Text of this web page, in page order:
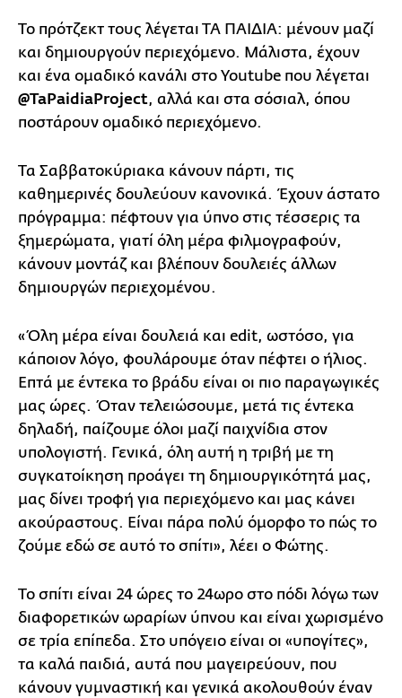
Το πρότζεκτ τους λέγεται ΤΑ ΠΑΙΔΙΑ: μένουν μαζί
και δημιουργούν περιεχόμενο. Μάλιστα, έχουν
και ένα ομαδικό κανάλι στο Youtube που λέγεται
@TaPaidiaProject, αλλά και στα σόσιαλ, όπου
ποστάρουν ομαδικό περιεχόμενο.
Τα Σαββατοκύριακα κάνουν πάρτι, τις
καθημερινές δουλεύουν κανονικά. Έχουν άστατο
πρόγραμμα: πέφτουν για ύπνο στις τέσσερις τα
ξημερώματα, γιατί όλη μέρα φιλμογραφούν,
κάνουν μοντάζ και βλέπουν δουλειές άλλων
δημιουργών περιεχομένου.
«Όλη μέρα είναι δουλειά και edit, ωστόσο, για
κάποιον λόγο, φουλάρουμε όταν πέφτει ο ήλιος.
Επτά με έντεκα το βράδυ είναι οι πιο παραγωγικές
μας ώρες. Όταν τελειώσουμε, μετά τις έντεκα
δηλαδή, παίζουμε όλοι μαζί παιχνίδια στον
υπολογιστή. Γενικά, όλη αυτή η τριβή με τη
συγκατοίκηση προάγει τη δημιουργικότητά μας,
μας δίνει τροφή για περιεχόμενο και μας κάνει
ακούραστους. Είναι πάρα πολύ όμορφο το πώς το
ζούμε εδώ σε αυτό το σπίτι», λέει ο Φώτης.
Το σπίτι είναι 24 ώρες το 24ωρο στο πόδι λόγω των
διαφορετικών ωραρίων ύπνου και είναι χωρισμένο
σε τρία επίπεδα. Στο υπόγειο είναι οι «υπογίτες»,
τα καλά παιδιά, αυτά που μαγειρεύουν, που
κάνουν γυμναστική και γενικά ακολουθούν έναν